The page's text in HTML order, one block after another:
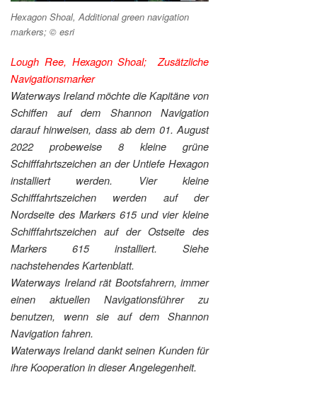
Hexagon Shoal, Additional green navigation
markers; © esri
Lough Ree, Hexagon Shoal; Zusätzliche
Navigationsmarker
Waterways Ireland möchte die Kapitäne von
Schiffen auf dem Shannon Navigation
darauf hinweisen, dass ab dem 01. August
2022 probeweise 8 kleine grüne
Schifffahrtszeichen an der Untiefe Hexagon
installiert werden. Vier kleine
Schifffahrtszeichen werden auf der
Nordseite des Markers 615 und vier kleine
Schifffahrtszeichen auf der Ostseite des
Markers 615 installiert. Siehe
nachstehendes Kartenblatt.
Waterways Ireland rät Bootsfahrern, immer
einen aktuellen Navigationsführer zu
benutzen, wenn sie auf dem Shannon
Navigation fahren.
Waterways Ireland dankt seinen Kunden für
ihre Kooperation in dieser Angelegenheit.